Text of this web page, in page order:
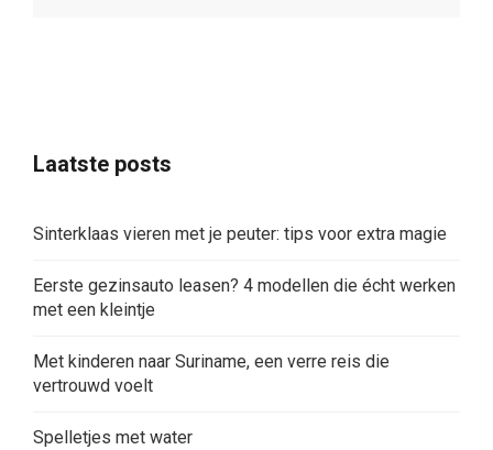
Laatste posts
Sinterklaas vieren met je peuter: tips voor extra magie
Eerste gezinsauto leasen? 4 modellen die écht werken
met een kleintje
Met kinderen naar Suriname, een verre reis die
vertrouwd voelt
Spelletjes met water